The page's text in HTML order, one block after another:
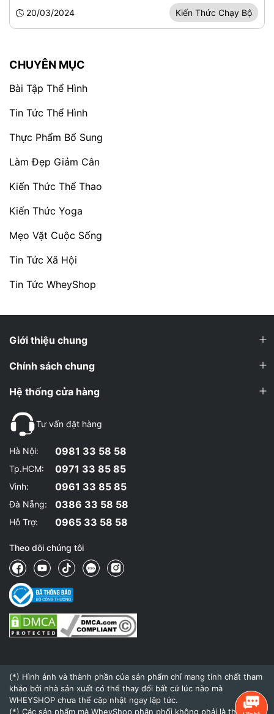
20/03/2024 Kiến Thức Chạy Bộ
CHUYÊN MỤC
Bài Tập Thể Hình
Tin Tức Thể Hình
Thực Phẩm Bổ Sung
Làm Đẹp Giảm Cân
Kiến Thức Thể Thao
Kiến Thức Yoga
Mẹo Vặt Cuộc Sống
Tin Tức Xã Hội
Tin Tức WheyShop
Giới thiệu chung
Chính sách chung
Hệ thống cửa hàng
Tư vấn đặt hàng
Hà Nội: 0981 33 58 58
Tp.HCM: 0971 33 85 85
Vinh: 0961 33 85 85
Đà Nẵng: 0386 33 58 58
Hỗ Trợ: 0965 33 58 58
Theo dõi chúng tôi
(*) Hình ảnh và thành phần của sản phẩm chỉ mang tính chất tham
khảo bởi nhà sản xuất có thể thay đổi bất cứ lúc nào mà
WHEYSHOP chưa thể cập nhật ngay lập tức.
(*) Các sản phẩm mà WheyShop phân phối không phải là thuốc và